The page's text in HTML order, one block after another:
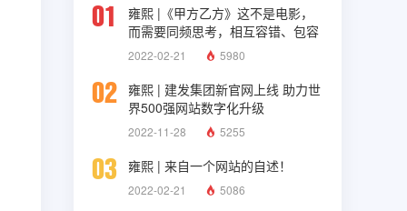
01
雍熙 |《甲方乙方》这不是电影，
而需要同频思考，相互容错、包容
与理解
2022-02-21 5980
02 雍熙 | 建发集团新官网上线 助力世
界500强网站数字化升级
2022-11-28 5255
03 雍熙 | 来自一个网站的自述！
2022-02-21 5086